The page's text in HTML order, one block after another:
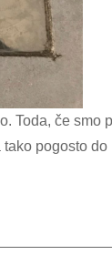
pogosto